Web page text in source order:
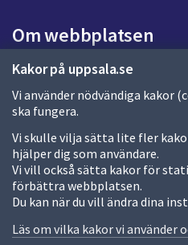
Kakor på uppsala.se
Vi använder nödvändiga kakor
ska fungera.
Vi skulle vilja sätta lite fler
hjälper dig som användare.
Vi vill också sätta kakor för
förbättra webbplatsen.
Du kan när du vill ändra dina
Läs om vilka kakor vi använder
a
Om webbplatsen
Om webbplatsen
Allmänna handlingar och
Behandling av personuppgifter
Kakor
Språk (other languages)
Tillgänglighetsredogörelse